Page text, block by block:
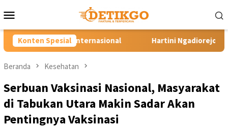
ke
Mobile
Konten Spesial
Hartini Ngadiorejo Pacu Transformasi SMKN 1
Beranda Kesehatan
Serbuan Vaksinasi Nasional, Masyarakat
di Tabukan Utara Makin Sadar Akan
Pentingnya Vaksinasi